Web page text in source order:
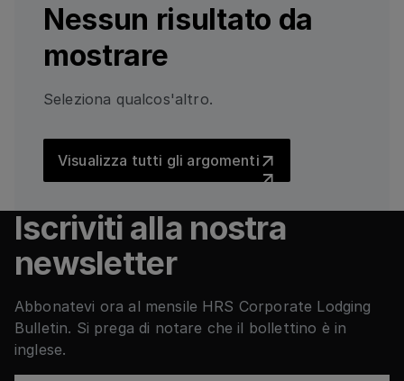
Nessun risultato da
mostrare
Seleziona qualcos'altro.
Visualizza tutti gli argomenti
Visualizza tutti gli argomenti
Iscriviti alla nostra
newsletter
Abbonatevi ora al mensile HRS Corporate Lodging
Bulletin. Si prega di notare che il bollettino è in
inglese.